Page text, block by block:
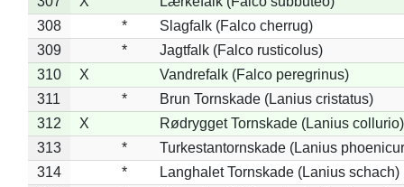
308
*
Slagfalk (Falco cherrug)
309
*
Jagtfalk (Falco rusticolus)
310
X
Vandrefalk (Falco peregrinus)
311
*
Brun Tornskade (Lanius cristatus)
312
X
Rødrygget Tornskade (Lanius collurio)
313
*
Turkestantornskade (Lanius
314
*
Langhalet Tornskade (Lanius schach)